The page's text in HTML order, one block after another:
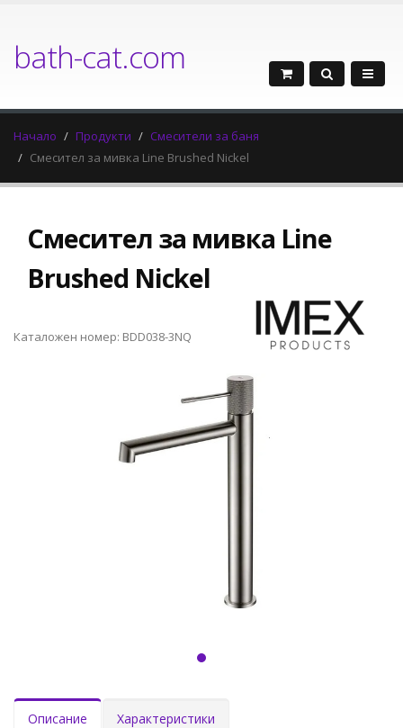
bath-cat.com
Начало Продукти
Смесители за баня
Смесител за мивка Line Brushed Nickel
Смесител за мивка Line
Brushed Nickel
Каталожен номер: BDD038-3NQ
Описание Характеристики